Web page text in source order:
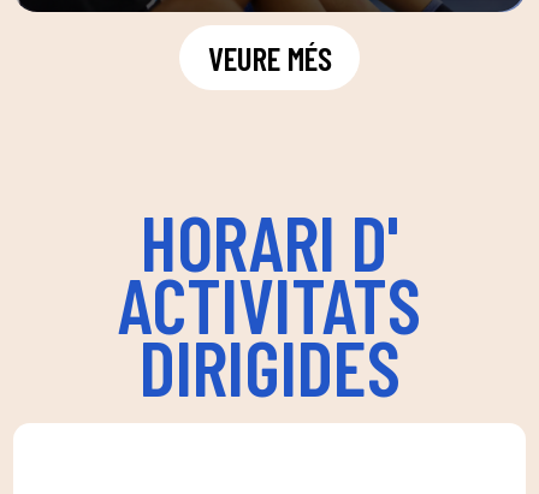
VEURE MÉS
HORARI D'
ACTIVITATS
DIRIGIDES